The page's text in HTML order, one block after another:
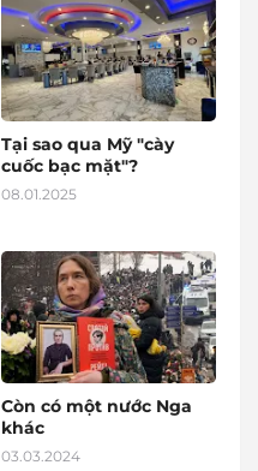
Tại sao qua Mỹ "cày
cuốc bạc mặt"?
08.01.2025
Còn có một nước Nga
khác
03.03.2024